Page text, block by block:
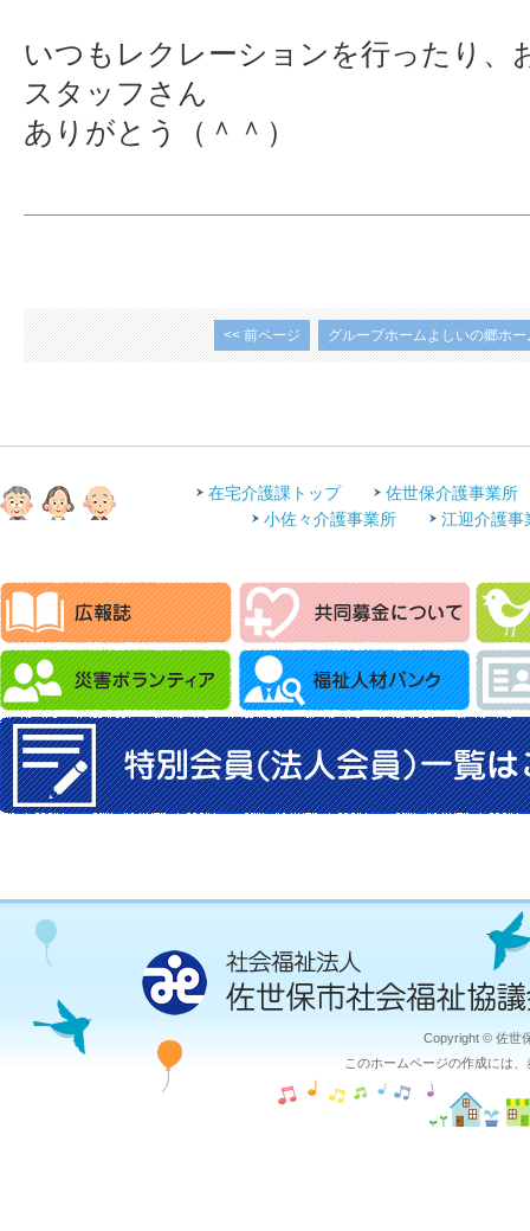
いつもレクレーションを行ったり、
スタッフさん
ありがとう（＾＾）
<< 前ページ グループホームよしいの郷ホー
在宅介護課トップ
佐世保介護事業所
小佐々介護事業所
江迎介護事
Copyright © 佐世
このホームページの作成には